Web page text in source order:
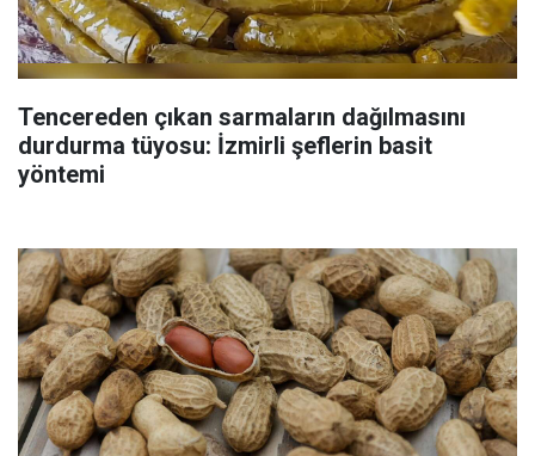
Tencereden çıkan sarmaların dağılmasını
durdurma tüyosu: İzmirli şeflerin basit
yöntemi